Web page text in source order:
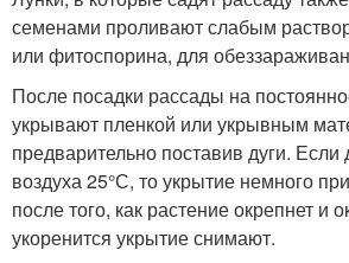
семенами проливают слабым
или фитоспорина, для
После посадки рассады на
укрывают пленкой или укрывным
предварительно поставив дуги.
воздуха 25°С, то укрытие немного
после того, как растение окрепнет и
укоренится укрытие снимают.